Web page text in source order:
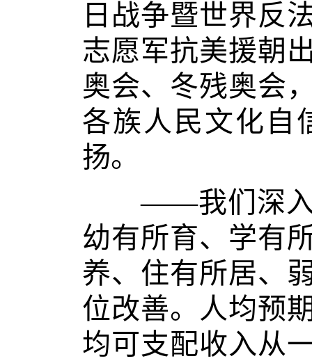
日战争暨世界反
志愿军抗美援朝
奥会、冬残奥会
各族人民文化自
扬。
——我们深入贯
幼有所育、学有
养、住有所居、
位改善。人均预
均可支配收入从